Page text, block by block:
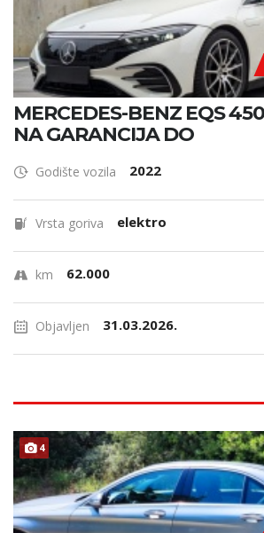
MERCEDES-BENZ EQS
NA GARANCIJA DO
Godište vozila 2022
Vrsta goriva elektro
km 62.000
Objavljen 31.03.2026.
4